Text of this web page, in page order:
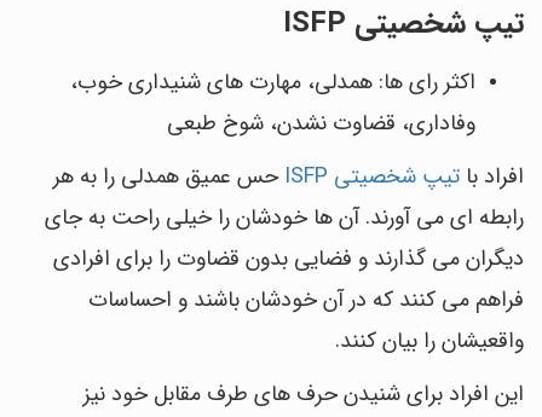
تیپ شخصیتی ISFP
اکثر رای ها: همدلی، مهارت های شنیداری خوب،
وفاداری، قضاوت نشدن، شوخ طبعی
افراد با تیپ شخصیتی ISFP
حس عمیق همدلی را به هر
رابطه ای می آورند. آن ها خودشان را خیلی راحت به جای
دیگران می گذارند و فضایی بدون قضاوت را برای افرادی
فراهم می کنند که در آن خودشان باشند و احساسات
واقعیشان را بیان کنند.
این افراد برای شنیدن حرف های طرف مقابل خود نیز